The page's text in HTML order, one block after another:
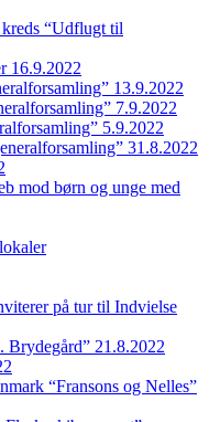
“Udflugt til
16.9.2022
13.9.2022
7.9.2022
5.9.2022
31.8.2022
mod børn og unge med
på tur til Indvielse
Brydegård” 21.8.2022
“Fransons og Nelles”